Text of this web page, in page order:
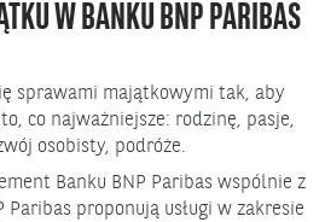
W BANKU BNP PARIBAS
sprawami majątkowymi tak, aby
co najważniejsze: rodzinę, pasje,
osobisty, podróże.
Banku BNP Paribas wspólnie z
Paribas proponują usługi w zakresie